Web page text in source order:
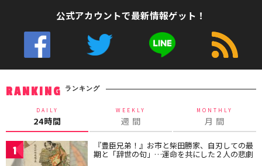
公式アカウントで最新情報ゲット！
RANKING ランキング
DAILY
24時間
WEEKLY
週 間
MONTHLY
月 間
1 『豊臣兄弟！』お市と柴田勝家、自刃しての最
期と「辞世の句」…運命を共にした２人の悲劇